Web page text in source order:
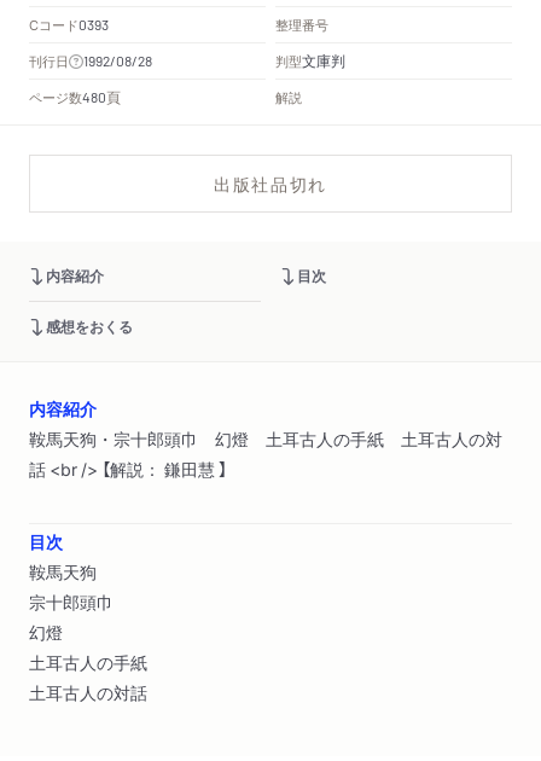
Cコード0393
整理番号
刊行日
1992/08/28 判型文庫判
ページ数480頁 解説
出版社品切れ
内容紹介 目次
感想をおくる
内容紹介
鞍馬天狗・宗十郎頭巾 幻燈 土耳古人の手紙 土耳古人の対
話 <br /> 【解説： 鎌田慧 】
目次
鞍馬天狗
宗十郎頭巾
幻燈
土耳古人の手紙
土耳古人の対話